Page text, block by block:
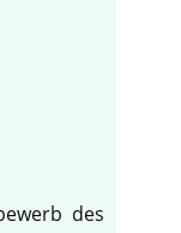
des